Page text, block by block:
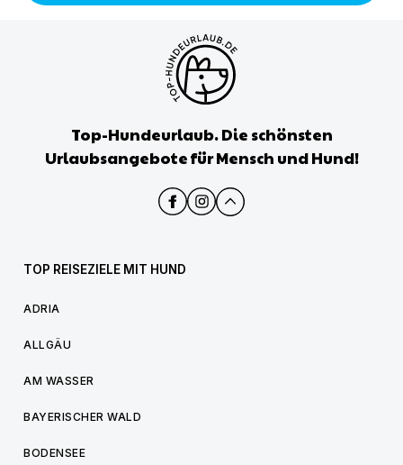
Top-Hundeurlaub. Die schönsten
Urlaubsangebote für Mensch und Hund!
TOP REISEZIELE MIT HUND
ADRIA
ALLGÄU
AM WASSER
BAYERISCHER WALD
BODENSEE